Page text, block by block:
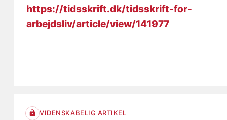
https://tidsskrift.dk/tidsskrift-for-
arbejdsliv/article/view/141977
VIDENSKABELIG ARTIKEL